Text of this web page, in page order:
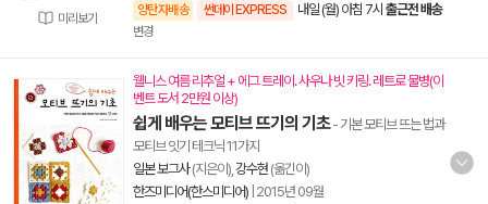
미리보기
양탄자배송 썬데이 EXPRESS 내일 (월) 아침 7시 출근전 배송
변경
웰니스 여름 리추얼 + 에그 트레이. 사우나 빗 키링. 레트로 물병(이
벤트 도서 2만원 이상)
쉽게 배우는 모티브 뜨기의 기초- 기본 모티브 뜨는 법과
모티브 잇기 테크닉 11가지
일본 보그사(지은이), 강수현 (옮긴이)
한즈미디어(한스미디어) 2015년 09월